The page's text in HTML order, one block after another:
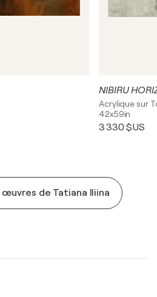
NIBIRU
Acrylique sur
42x59in
3 330 $US
de Tatiana Iliina